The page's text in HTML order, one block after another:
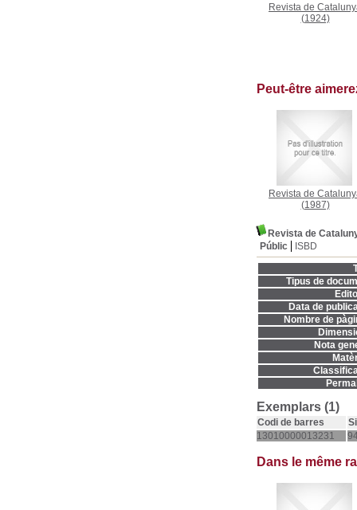
Revista de
(1924)
Peut-être
Revista de
(1987)
Revista de
Públic
ISBD
Tipus de
Data de
Nombre de
Nota
Exemplars (1)
Codi de barres
13010000013231
Dans le même